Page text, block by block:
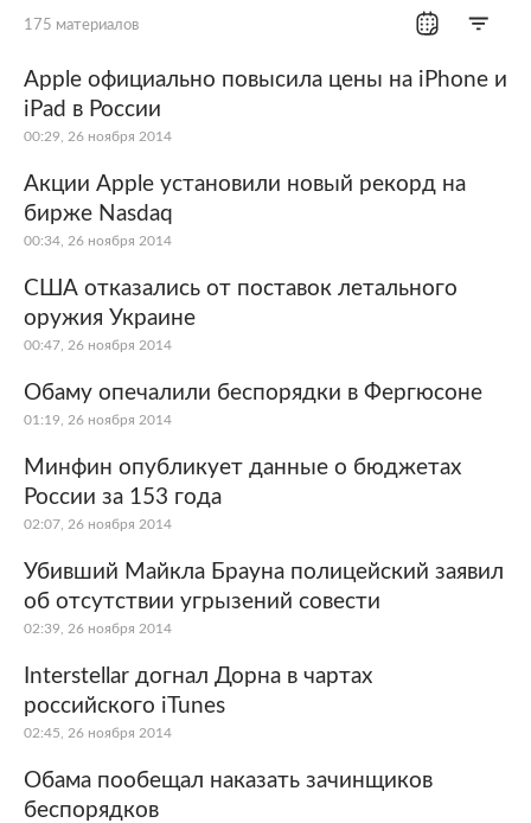
175 материалов
Все рубрики Россия
Мир
Экономика Силовые структуры
Наука и техника
Культура Интернет и СМИ
Ценности
Из жизни Среда обитания
Apple официально повысила цены на iPhone и
iPad в России
00:29, 26 ноября 2014
Акции Apple установили новый рекорд на
бирже Nasdaq
00:34, 26 ноября 2014
США отказались от поставок летального
оружия Украине
00:47, 26 ноября 2014
Обаму опечалили беспорядки в Фергюсоне
01:19, 26 ноября 2014
Минфин опубликует данные о бюджетах
России за 153 года
02:07, 26 ноября 2014
Убивший Майкла Брауна полицейский заявил
об отсутствии угрызений совести
02:39, 26 ноября 2014
Interstellar догнал Дорна в чартах
российского iTunes
02:45, 26 ноября 2014
Обама пообещал наказать зачинщиков
беспорядков